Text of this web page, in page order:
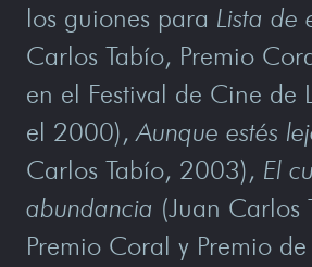
los guiones para Lista de
Carlos Tabío, Premio
en el Festival de Cine de
el 2000),Aunque estés
Carlos Tabío, 2003), El
abundancia (Juan Carlos
Premio Coral y Premio